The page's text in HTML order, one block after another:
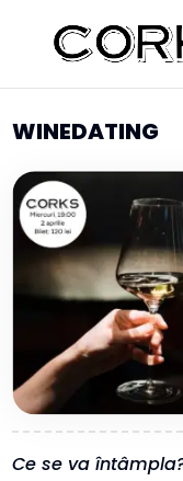
WINEDATING
Ce se va